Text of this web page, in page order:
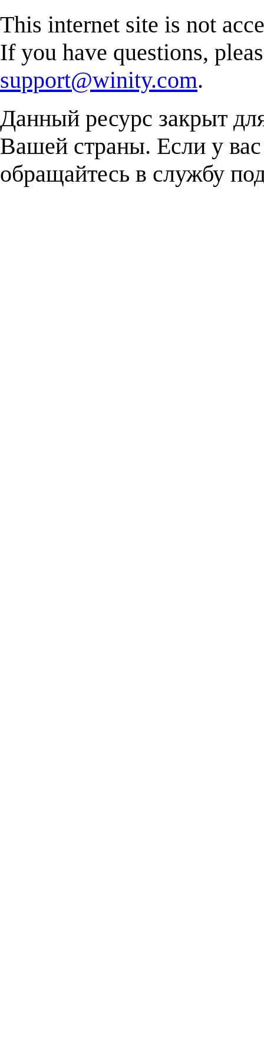
This internet site is not
If you have questions,
support@winity.com.
Данный ресурс закрыт
Вашей страны. Если у
обращайтесь в службу